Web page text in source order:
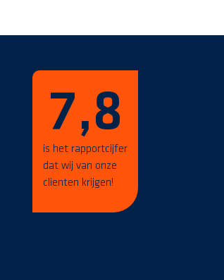
7,8
is het rapportcijfer
dat wij van onze
clienten krijgen!